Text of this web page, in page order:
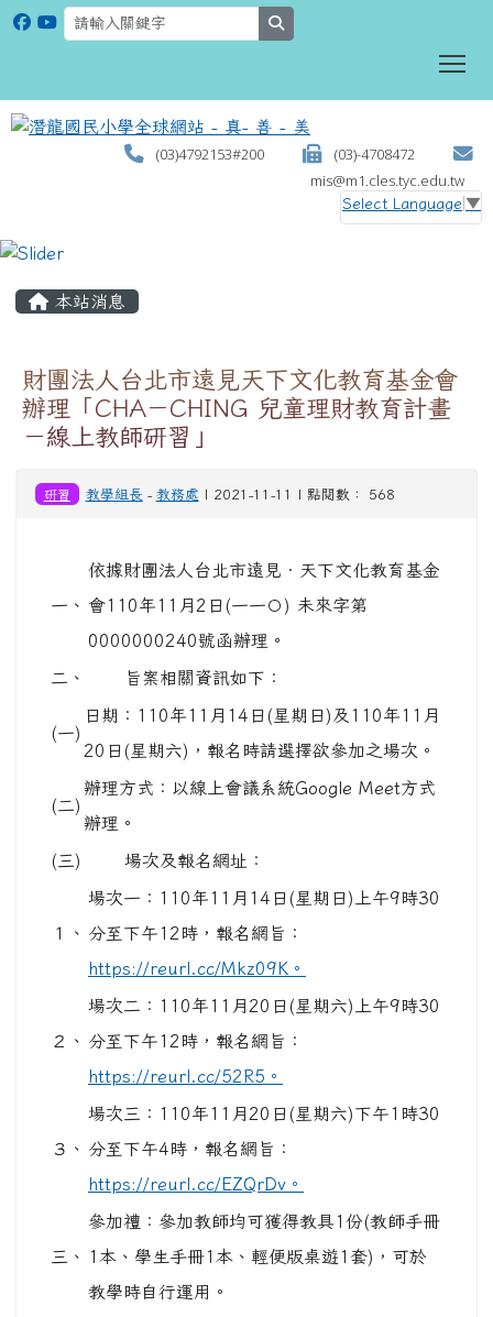
(03)4792153#200
(03)-4708472
mis@m1.cles.tyc.edu.tw
Select Language ▼
本站消息
財團法人台北市遠見天下文化教育基金會
辦理「CHA－CHING 兒童理財教育計畫
－線上教師研習」
研習 教學組長 - 教務處 | 2021-11-11 | 點閱數： 568
一、
依據財團法人台北市遠見‧天下文化教育基金
會110年11月2日(一一〇) 未來字第
0000000240號函辦理。
二、 旨案相關資訊如下：
(一)
日期：110年11月14日(星期日)及110年11月
20日(星期六)，報名時請選擇欲參加之場次。
(二)
辦理方式：以線上會議系統Google Meet方式
辦理。
(三) 場次及報名網址：
１、
場次一：110年11月14日(星期日)上午9時30
分至下午12時，報名網旨：
https://reurl.cc/Mkz09K。
２、
場次二：110年11月20日(星期六)上午9時30
分至下午12時，報名網旨：
https://reurl.cc/52R5。
３、
場次三：110年11月20日(星期六)下午1時30
分至下午4時，報名網旨：
https://reurl.cc/EZQrDv。
三、
參加禮：參加教師均可獲得教具1份(教師手冊
1本、學生手冊1本、輕便版桌遊1套)，可於
教學時自行運用。